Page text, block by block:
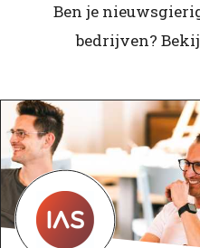
Ben je
bedrijven?